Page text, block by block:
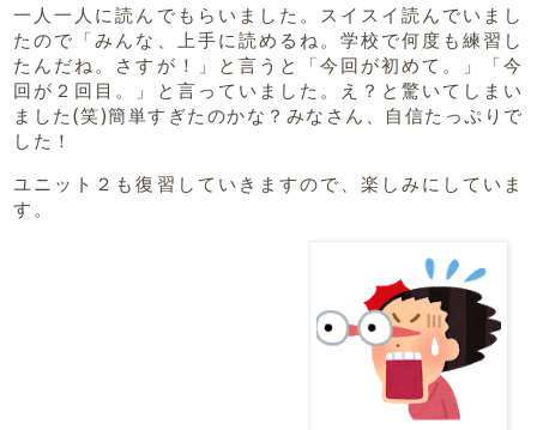
一人一人に読んでもらいました。スイスイ読んでいまし
たので「みんな、上手に読めるね。学校で何度も練習し
たんだね。さすが！」と言うと「今回が初めて。」「今
回が２回目。」と言っていました。え？と驚いてしまい
ました(笑)簡単すぎたのかな？みなさん、自信たっぷりで
した！
ユニット２も復習していきますので、楽しみにしていま
す。